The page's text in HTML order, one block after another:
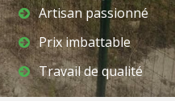
Artisan passionné
Prix imbattable
Travail de qualité